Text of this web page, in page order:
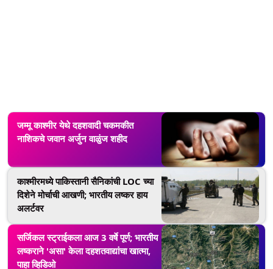
जम्मू काश्मीर येथे दहशवादी चकमकीत
नाशिकचे जवान अर्जुन वाळुंज शहीद
काश्मीरमध्ये पाकिस्तानी सैनिकांची LOC च्या
दिशेने मोर्चाची आखणी; भारतीय लष्कर हाय
अलर्टवर
सर्जिकल स्ट्राईकला आज 3 वर्षे पूर्ण; भारतीय
लष्कराने 'असा' केला दहशतवाद्यांचा खात्मा,
पाहा व्हिडिओ